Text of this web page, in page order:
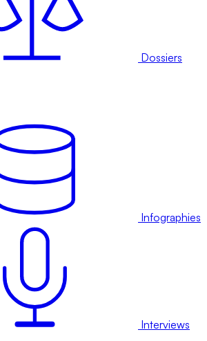
Dossiers
Infographies
Interviews